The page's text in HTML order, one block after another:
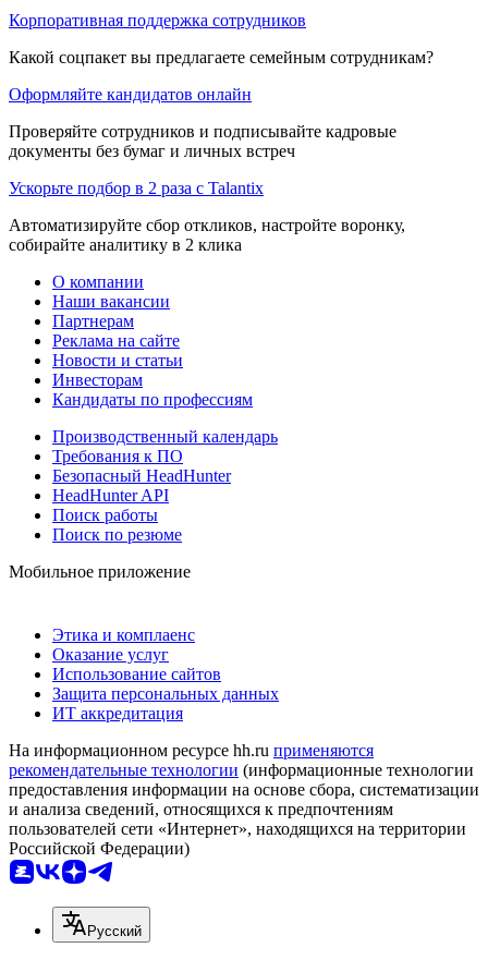
Корпоративная поддержка сотрудников
Какой соцпакет вы предлагаете семейным сотрудникам?
Оформляйте кандидатов онлайн
Проверяйте сотрудников и подписывайте кадровые
документы без бумаг и личных встреч
Ускорьте подбор в 2 раза с Talantix
Автоматизируйте сбор откликов, настройте воронку,
собирайте аналитику в 2 клика
О компании
Наши вакансии
Партнерам
Реклама на сайте
Новости и статьи
Инвесторам
Кандидаты по профессиям
Производственный календарь
Требования к ПО
Безопасный HeadHunter
HeadHunter API
Поиск работы
Поиск по резюме
Мобильное приложение
Этика и комплаенс
Оказание услуг
Использование сайтов
Защита персональных данных
ИТ аккредитация
На информационном ресурсе hh.ru применяются
рекомендательные технологии (информационные технологии
предоставления информации на основе сбора, систематизации
и анализа сведений, относящихся к предпочтениям
пользователей сети «Интернет», находящихся на территории
Российской Федерации)
Русский